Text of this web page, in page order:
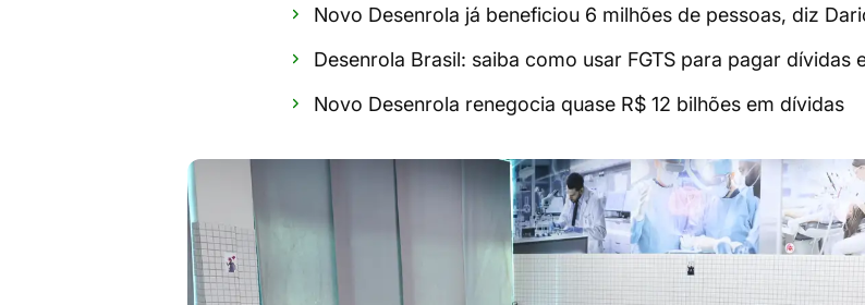
Novo Desenrola já beneficiou 6 milhões de pessoas, diz
Desenrola Brasil: saiba como usar FGTS para pagar dívidas
Novo Desenrola renegocia quase R$ 12 bilhões em dívidas